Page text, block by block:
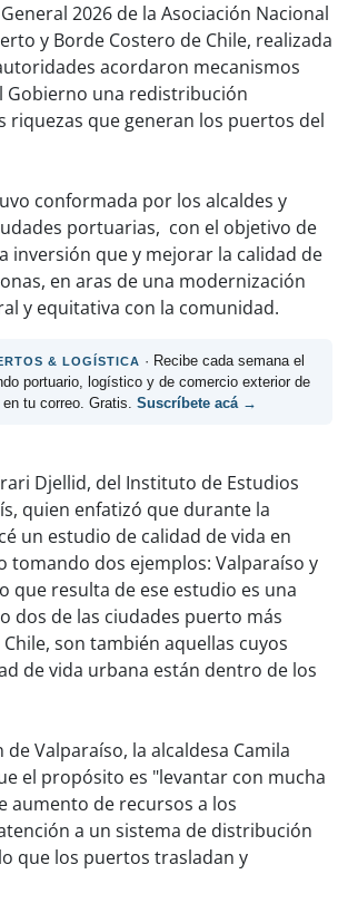
2026 de la Asociación Nacional
y Borde Costero de Chile, realizada
acordaron mecanismos
Gobierno una redistribución
riquezas que generan los puertos del
conformada por los alcaldes y
portuarias, con el objetivo de
inversión que y mejorar la calidad de
en aras de una modernización
y equitativa con la comunidad.
& LOGÍSTICA · Recibe cada semana el
portuario, logístico y de comercio exterior de
en tu correo. Gratis.Suscríbete acá →
Djellid, del Instituto de Estudios
quien enfatizó que durante la
un estudio de calidad de vida en
tomando dos ejemplos: Valparaíso y
que resulta de ese estudio es una
dos de las ciudades puerto más
son también aquellas cuyos
de vida urbana están dentro de los
de Valparaíso, la alcaldesa Camila
el propósito es "levantar con mucha
aumento de recursos a los
a un sistema de distribución
que los puertos trasladan y